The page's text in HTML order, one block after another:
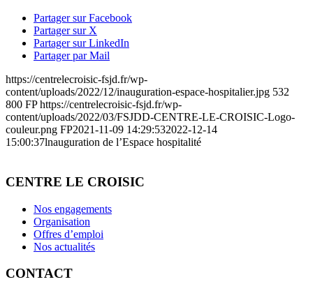
Partager sur Facebook
Partager sur X
Partager sur LinkedIn
Partager par Mail
https://centrelecroisic-fsjd.fr/wp-
content/uploads/2022/12/inauguration-espace-hospitalier.jpg 532
800 FP https://centrelecroisic-fsjd.fr/wp-
content/uploads/2022/03/FSJDD-CENTRE-LE-CROISIC-Logo-
couleur.png FP2021-11-09 14:29:532022-12-14
15:00:37lnauguration de l’Espace hospitalité
CENTRE LE CROISIC
Nos engagements
Organisation
Offres d’emploi
Nos actualités
CONTACT